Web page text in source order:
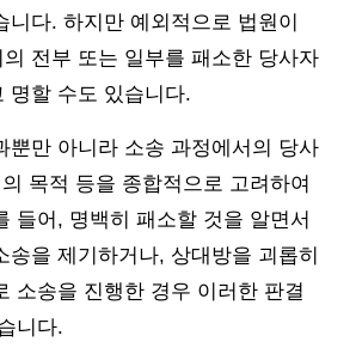
니다. 하지만 예외적으로 법원이
전부 또는 일부를 패소한 당사자
명할 수도 있습니다.
뿐만 아니라 소송 과정에서의 당사
목적 등을 종합적으로 고려하여
들어, 명백히 패소할 것을 알면서
송을 제기하거나, 상대방을 괴롭히
소송을 진행한 경우 이러한 판결
니다.